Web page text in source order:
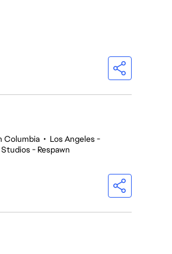
Columbia • Los Angeles -
Studios - Respawn